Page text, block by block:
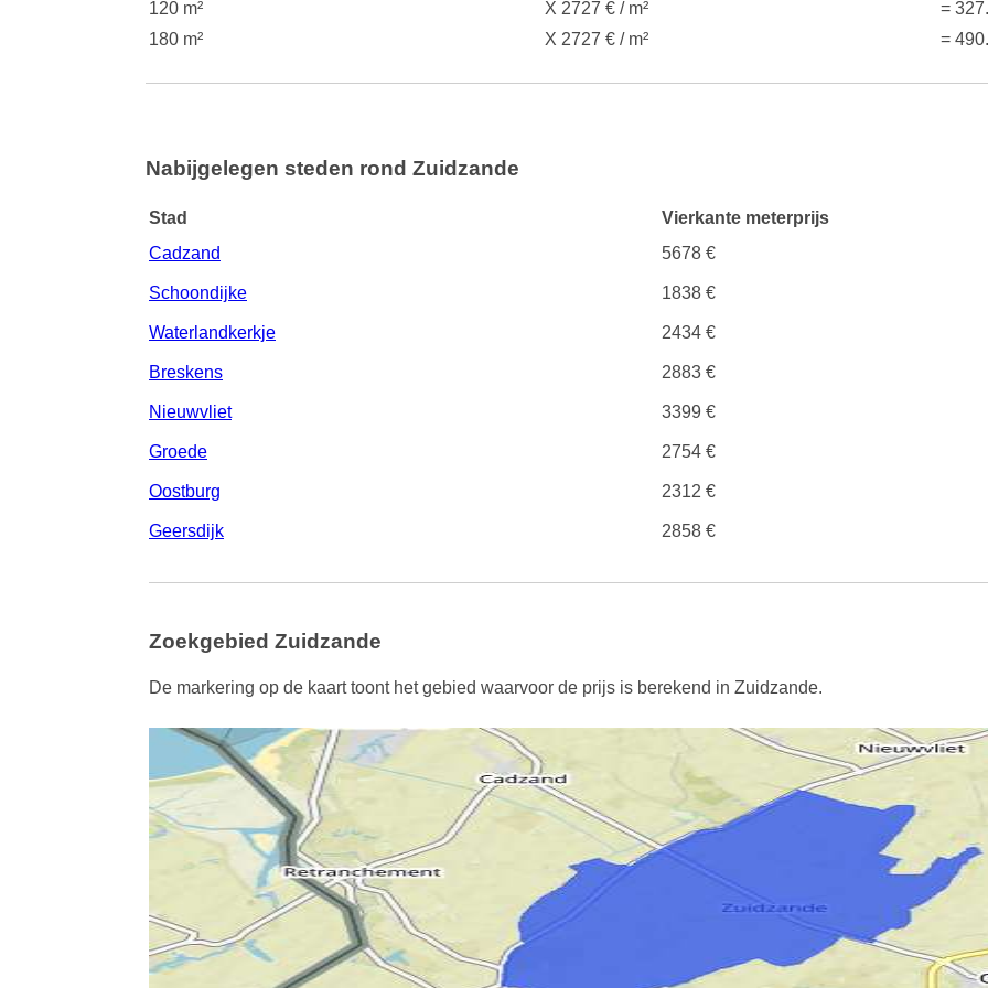
120 m² X 2727 € / m²
=
180 m²
X 2727 € / m² =
Nabijgelegen steden rond Zuidzande
Stad
Vierkante meterprijs
Cadzand
5678 €
Schoondijke 1838 €
Waterlandkerkje 2434 €
Breskens 2883 €
Nieuwvliet 3399 €
Groede 2754 €
Oostburg 2312 €
Geersdijk 2858 €
Zoekgebied Zuidzande
De markering op de kaart toont het gebied waarvoor de prijs is berekend in Zuidzande.